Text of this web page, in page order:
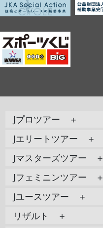
Jプロツアー ＋
Jエリートツアー ＋
Jマスターズツアー ＋
Jフェミニンツアー ＋
Jユースツアー ＋
リザルト ＋